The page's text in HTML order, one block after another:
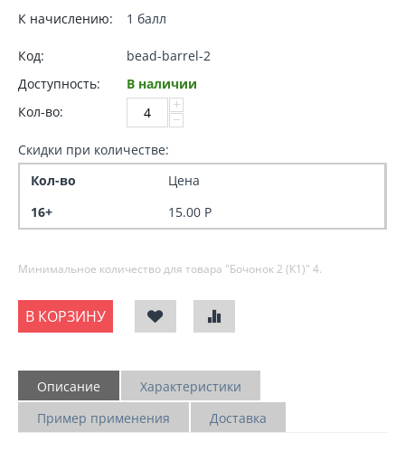
К начислению:
1 балл
Код:
bead-barrel-2
Доступность:
В наличии
Кол-во:
+
−
Скидки при количестве:
Кол-во
Цена
16+
15.00 Р
Минимальное количество для товара "Бочонок 2 (К1)" 4.
В КОРЗИНУ
Описание
Характеристики
Пример применения
Доставка